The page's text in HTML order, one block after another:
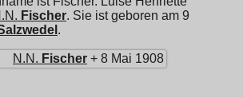
Fischer. Sie ist geboren am 9
.
N.N. Fischer + 8 Mai 1908